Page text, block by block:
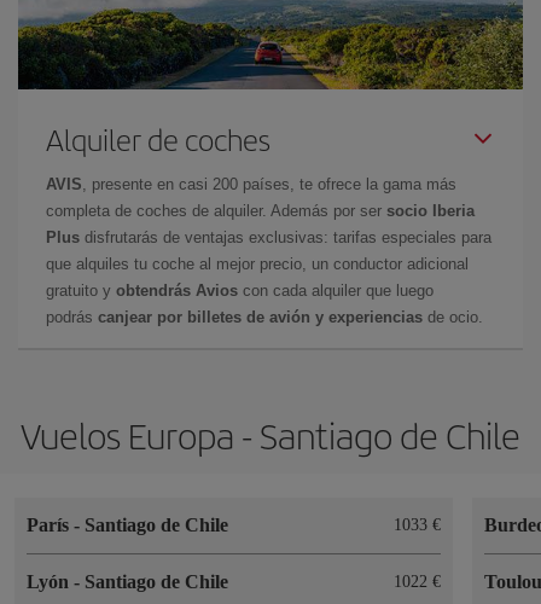
Alquiler de coches
AVIS , presente en casi 200 países, te ofrece la gama más
completa de coches de alquiler. Además por ser socio Iberia
Plus disfrutarás de ventajas exclusivas: tarifas especiales para
que alquiles tu coche al mejor precio, un conductor adicional
gratuito y obtendrás Avios con cada alquiler que luego
podrás canjear por billetes de avión y experiencias de ocio.
Vuelos Europa - Santiago de Chile
París - Santiago de Chile 1033 €
Lyón - Santiago de Chile 1022 €